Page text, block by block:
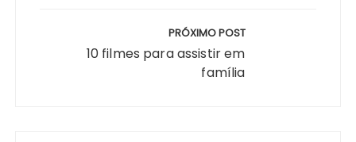
PRÓXIMO POST
10 filmes para assistir em
família